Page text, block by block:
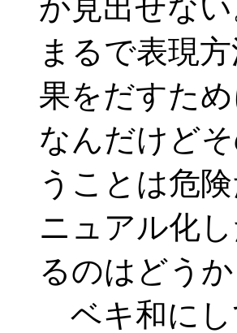
か見出せな
まるで表現
果をだすた
なんだけど
うことは危
ニュアル化
るのはどう
ベキ和にし